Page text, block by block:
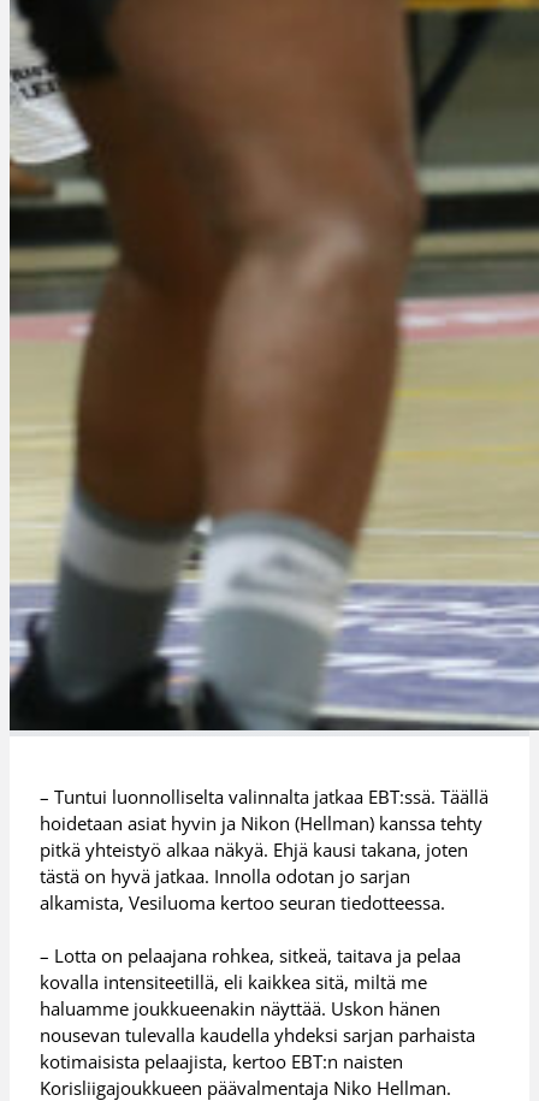
– Tuntui luonnolliselta valinnalta jatkaa EBT:ssä. Täällä
hoidetaan asiat hyvin ja Nikon (Hellman) kanssa tehty
pitkä yhteistyö alkaa näkyä. Ehjä kausi takana, joten
tästä on hyvä jatkaa. Innolla odotan jo sarjan
alkamista, Vesiluoma kertoo seuran tiedotteessa.
– Lotta on pelaajana rohkea, sitkeä, taitava ja pelaa
kovalla intensiteetillä, eli kaikkea sitä, miltä me
haluamme joukkueenakin näyttää. Uskon hänen
nousevan tulevalla kaudella yhdeksi sarjan parhaista
kotimaisista pelaajista, kertoo EBT:n naisten
Korisliigajoukkueen päävalmentaja Niko Hellman.